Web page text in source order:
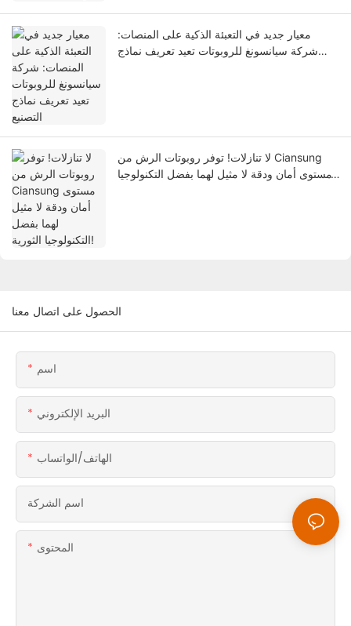
معيار جديد في التعبئة الذكية على المنصات:
شركة سيانسونغ للروبوتات تعيد تعريف نماذج
لا تنازلات! توفر روبوتات الرش من Ciansung
مستوى أمان ودقة لا مثيل لهما بفضل التكنولوجيا
الحصول على اتصال معنا
اسم
البريد الإلكتروني
الهاتف/الواتساب
اسم الشركة
المحتوى